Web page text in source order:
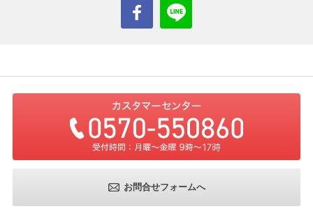
お問合せフォームへ